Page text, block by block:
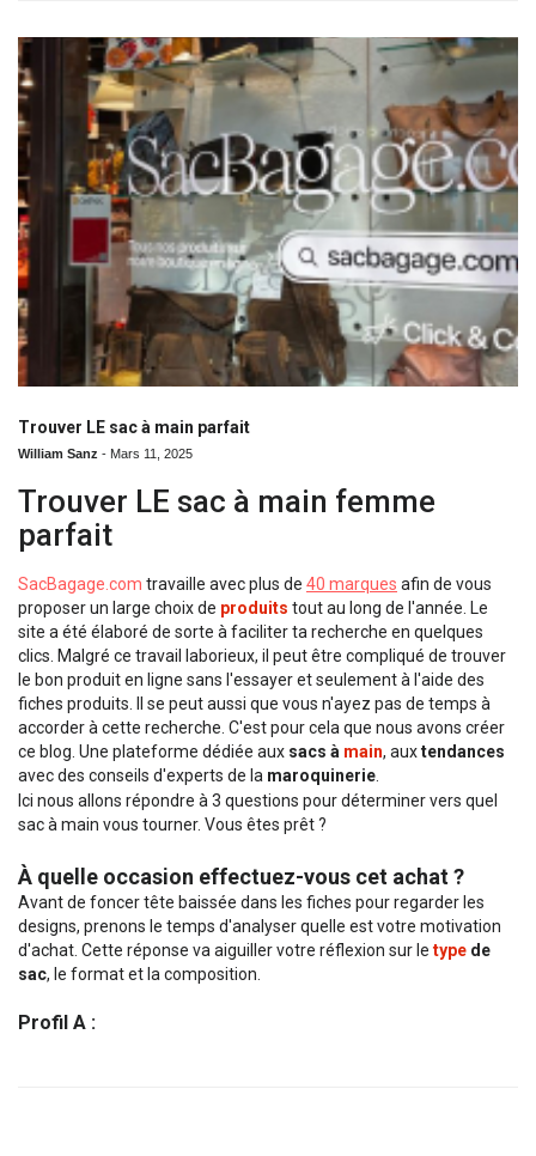
Trouver LE sac à main parfait
William Sanz - Mars 11, 2025
Trouver LE sac à main femme
parfait
SacBagage.com travaille avec plus de 40 marques afin de vous
proposer un large choix de produits tout au long de l'année. Le
site a été élaboré de sorte à faciliter ta recherche en quelques
clics. Malgré ce travail laborieux, il peut être compliqué de trouver
le bon produit en ligne sans l'essayer et seulement à l'aide des
fiches produits. Il se peut aussi que vous n'ayez pas de temps à
accorder à cette recherche. C'est pour cela que nous avons créer
ce blog. Une plateforme dédiée aux sacs à main, auxtendances
avec des conseils d'experts de la maroquinerie
Ici nous allons répondre à 3 questions pour déterminer vers quel
sac à main vous tourner. Vous êtes prêt ?
À quelle occasion effectuez-vous cet achat ?
Avant de foncer tête baissée dans les fiches pour regarder les
designs, prenons le temps d'analyser quelle est votre motivation
d'achat. Cette réponse va aiguiller votre réflexion sur le type de
sac, le format et la composition.
Profil A :